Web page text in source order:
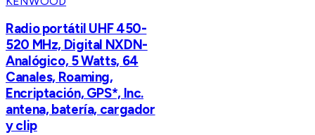
Radio portátil UHF 450-
520 MHz, Digital NXDN-
Analógico, 5 Watts, 64
Canales, Roaming,
Encriptación, GPS*, Inc.
antena, batería, cargador
y clip